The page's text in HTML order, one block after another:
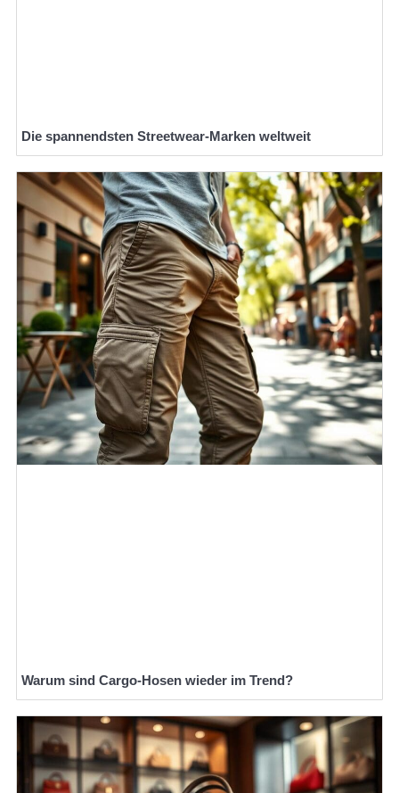
Die spannendsten Streetwear-Marken weltweit
Warum sind Cargo-Hosen wieder im Trend?